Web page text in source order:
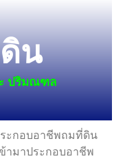
น
ะ ปริมณฑล
ะกอบอาชีพถมที่ดิน
ามาประกอบอาชีพ